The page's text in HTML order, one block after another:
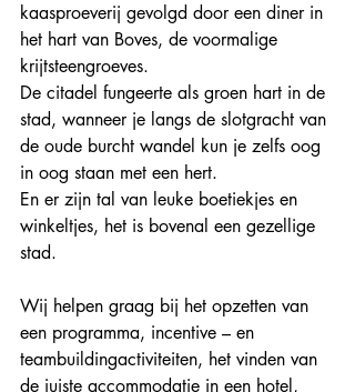
kaasproeverij gevolgd door een diner in
het hart van Boves, de voormalige
krijtsteengroeves.
De citadel fungeerte als groen hart in de
stad, wanneer je langs de slotgracht van
de oude burcht wandel kun je zelfs oog
in oog staan met een hert.
En er zijn tal van leuke boetiekjes en
winkeltjes, het is bovenal een gezellige
stad.
Wij helpen graag bij het opzetten van
een programma, incentive – en
teambuildingactiviteiten, het vinden van
de juiste accommodatie in een hotel,